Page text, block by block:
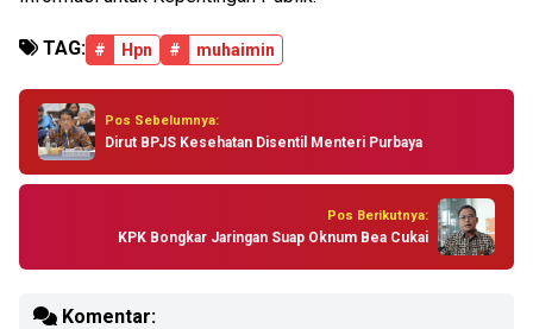
TAG: # Hpn # muhaimin
Pos Sebelumnya:
Dirut BPJS Kesehatan Disentil Menteri Purbaya
Pos Berikutnya:
KPK Bongkar Jaringan Suap Oknum Bea Cukai
Komentar: